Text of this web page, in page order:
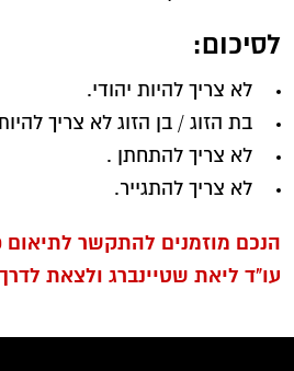
לסיכום:
לא צריך להיות יהודי.
בת הזוג / בן הזוג לא צריך
לא צריך להתחתן .
לא צריך להתגייר.
הנכם מוזמנים להתקשר לתיאום
עו"ד ליאת שטיינברג ולצאת